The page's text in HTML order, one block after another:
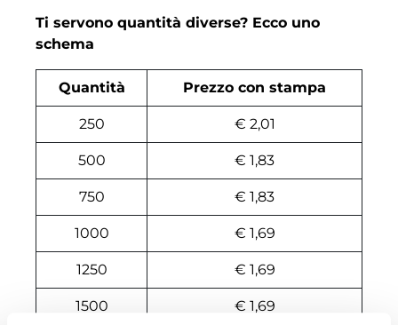
Ti servono quantità diverse? Ecco uno
schema
Quantità Prezzo con stampa
250 € 2,01
500 € 1,83
750 € 1,83
1000 € 1,69
1250 € 1,69
1500 € 1,69